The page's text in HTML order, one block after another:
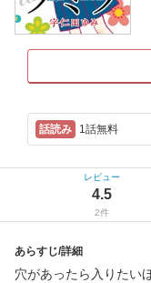
1話無料
レビュー
4.5
2件
あらすじ/詳細
穴があったら入りたい